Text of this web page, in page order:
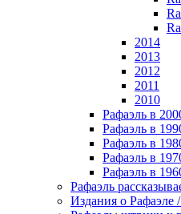
2014
2013
2012
2011
2010
Рафаэль в
Рафаэль в
Рафаэль в
Рафаэль в
Рафаэль в
Рафаэль
Издания о Рафаэле